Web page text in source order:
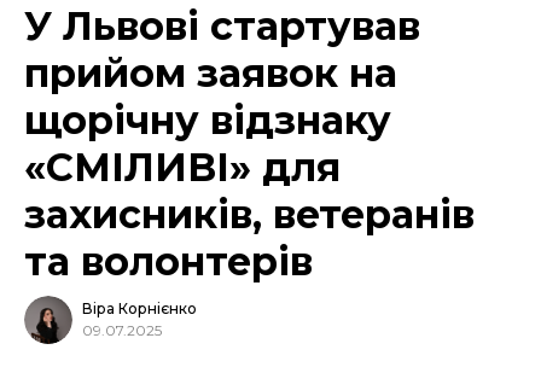
У Львові стартував
прийом заявок на
щорічну відзнаку
«СМІЛИВІ» для
захисників, ветеранів
та волонтерів
Віра Корнієнко
09.07.2025